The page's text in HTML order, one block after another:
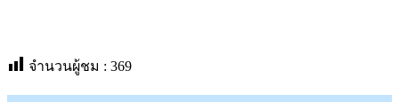
จำนวนผู้ชม : 369